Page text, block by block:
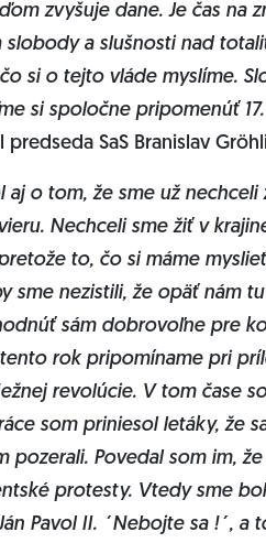
zvyšuje dane. Je čas na
slobody a slušnosti nad
si o tejto vláde myslíme.
si spoločne pripomenúť
predseda SaS Branislav
aj o tom, že sme už
Nechceli sme žiť v
to, čo si máme
sme nezistili, že opäť nám
sám dobrovoľne pre
rok pripomíname pri
revolúcie. V tom čase
som priniesol letáky, že
pozerali. Povedal som im,
protesty. Vtedy sme
Pavol II. ´Nebojte sa !´,